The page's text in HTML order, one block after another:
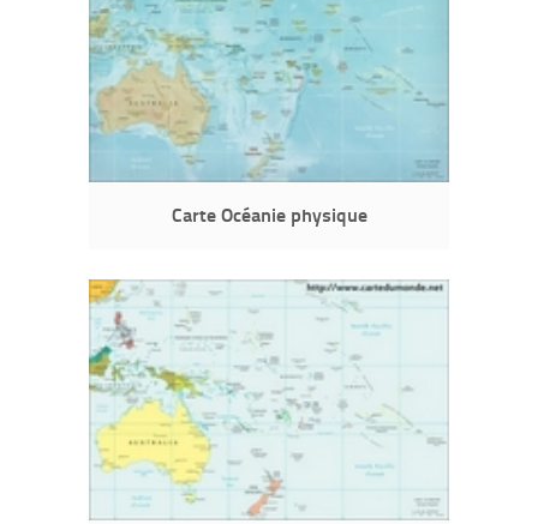
Carte Océanie physique